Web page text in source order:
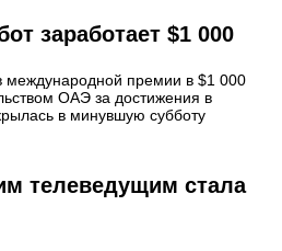
заработает $1 000
международной премии в $1 000
ОАЭ за достижения в
в минувшую субботу
телеведущим стала